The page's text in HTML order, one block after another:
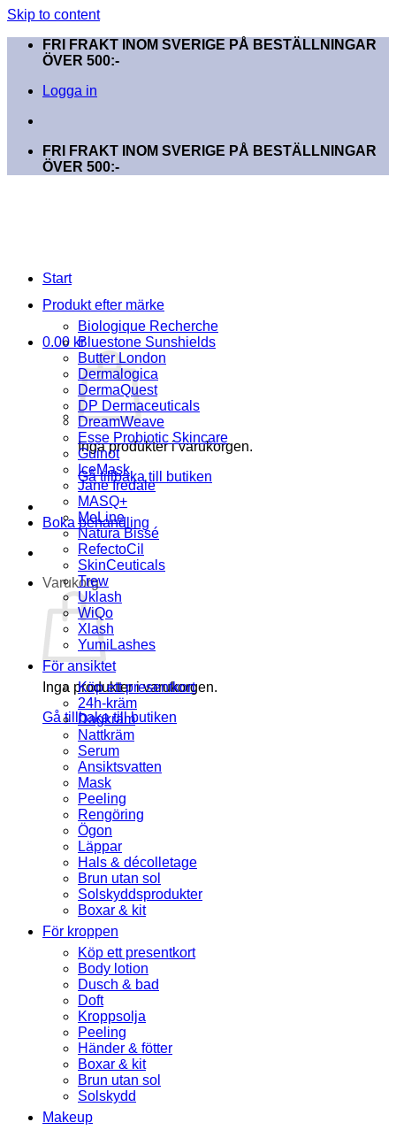
Skip to content
FRI FRAKT INOM SVERIGE PÅ BESTÄLLNINGAR
ÖVER 500:-
Logga in
FRI FRAKT INOM SVERIGE PÅ BESTÄLLNINGAR
ÖVER 500:-
0.00 kr
Inga produkter i varukorgen.
Gå tillbaka till butiken
Boka behandling
Varukorg
Inga produkter i varukorgen.
Gå tillbaka till butiken
Start
Produkt efter märke
Biologique Recherche
Bluestone Sunshields
Butter London
Dermalogica
DermaQuest
DP Dermaceuticals
DreamWeave
Esse Probiotic Skincare
Guinot
IceMask
Jane Iredale
MASQ+
MeLine
Natura Bissé
RefectoCil
SkinCeuticals
Trew
Uklash
WiQo
Xlash
YumiLashes
För ansiktet
Köp ett presentkort
24h-kräm
Dagkräm
Nattkräm
Serum
Ansiktsvatten
Mask
Peeling
Rengöring
Ögon
Läppar
Hals & décolletage
Brun utan sol
Solskyddsprodukter
Boxar & kit
För kroppen
Köp ett presentkort
Body lotion
Dusch & bad
Doft
Kroppsolja
Peeling
Händer & fötter
Boxar & kit
Brun utan sol
Solskydd
Makeup